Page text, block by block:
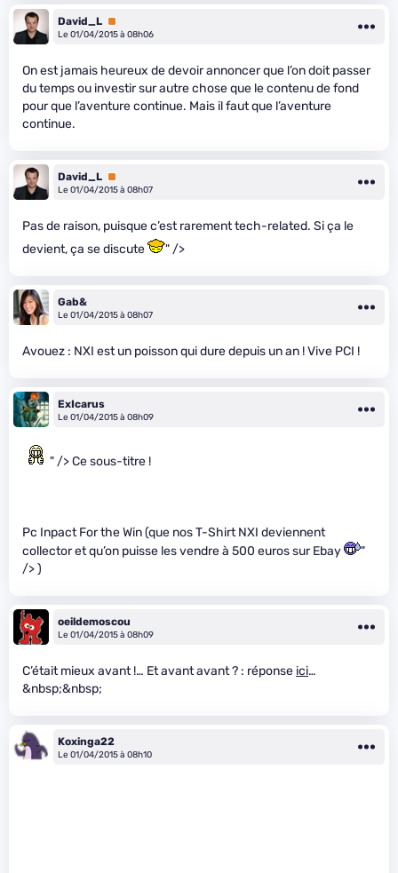
David_L Premium
Le 01/04/2015 à 08h06
On est jamais heureux de devoir annoncer que l’on doit passer
du temps ou investir sur autre chose que le contenu de fond
pour que l’aventure continue. Mais il faut que l’aventure
continue.
David_L Premium
Le 01/04/2015 à 08h07
Pas de raison, puisque c’est rarement tech-related. Si ça le
devient, ça se discute
" />
Gab&
Le 01/04/2015 à 08h07
Avouez : NXI est un poisson qui dure depuis un an ! Vive PCI !
ExIcarus
Le 01/04/2015 à 08h09
" /> Ce sous-titre !
Pc Inpact For the Win (que nos T-Shirt NXI deviennent
collector et qu’on puisse les vendre à 500 euros sur Ebay
"
/> )
oeildemoscou
Le 01/04/2015 à 08h09
C’était mieux avant !… Et avant avant ? : réponse ici…
&nbsp;&nbsp;
Koxinga22
Le 01/04/2015 à 08h10